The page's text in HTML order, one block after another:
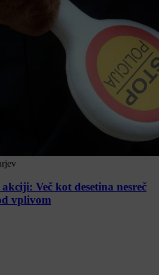
Več kot desetina nesreč
vplivom